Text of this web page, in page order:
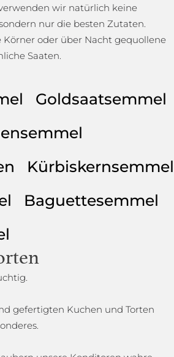
wir natürlich keine
nur die besten Zutaten.
Körner oder über Nacht gequollene
Saaten.
Goldsaatsemmel
Kürbiskernsemmel
Baguettesemmel
gefertigten Kuchen und Torten